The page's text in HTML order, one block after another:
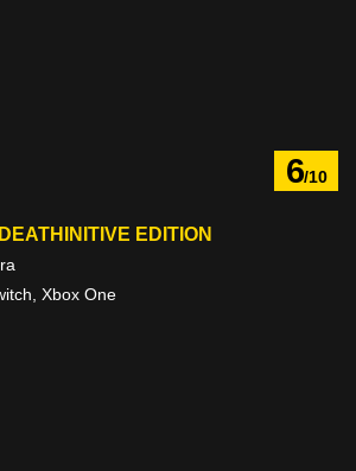
6/10
EDITION
Xbox One